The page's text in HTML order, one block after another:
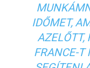
IDŐMET,
AZELŐTT,
FRANCE-T